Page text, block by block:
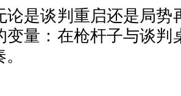
论是谈判重启还是局势
变量：在枪杆子与谈判